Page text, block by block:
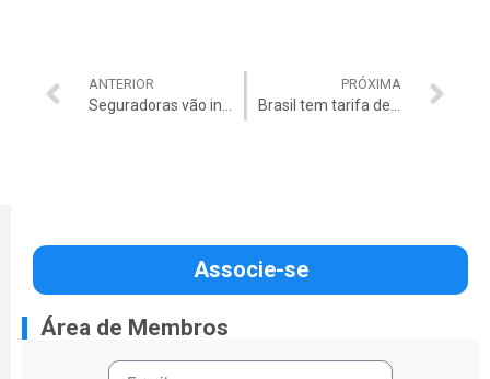
ANTERIOR PRÓXIMA
Associe-se
Área de Membros